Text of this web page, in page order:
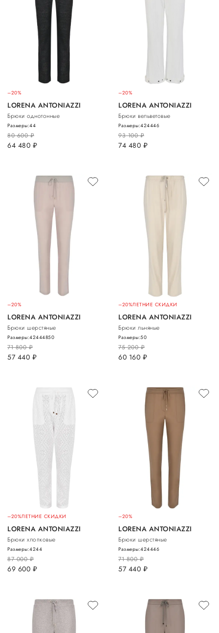
–20%
LORENA ANTONIAZZI
Брюки однотонные
80 600руб.
64 480 руб.
Размеры:44
–20%
LORENA ANTONIAZZI
Брюки вельветовые
93 100руб.
74 480 руб.
Размеры:424446
–20%
LORENA ANTONIAZZI
Брюки шерстяные
71 800руб.
57 440 руб.
Размеры:42444850
–20%ЛЕТНИЕ СКИДКИ
LORENA ANTONIAZZI
Брюки льняные
75 200руб.
60 160 руб.
Размеры:50
–20%ЛЕТНИЕ СКИДКИ
LORENA ANTONIAZZI
Брюки хлопковые
87 000руб.
69 600 руб.
Размеры:4244
–20%
LORENA ANTONIAZZI
Брюки шерстяные
71 800руб.
57 440 руб.
Размеры:424446